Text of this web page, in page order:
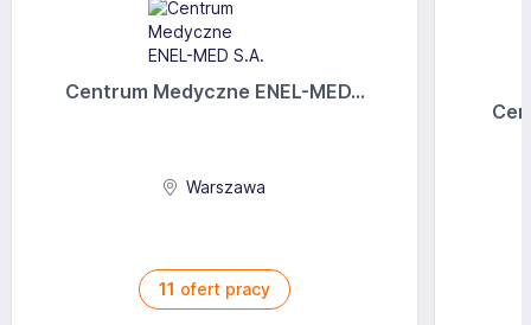
Centrum Medyczne ENEL-MED...
Warszawa
11 ofert pracy